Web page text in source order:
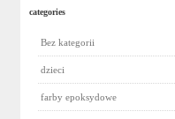
categories
Bez kategorii
dzieci
farby epoksydowe